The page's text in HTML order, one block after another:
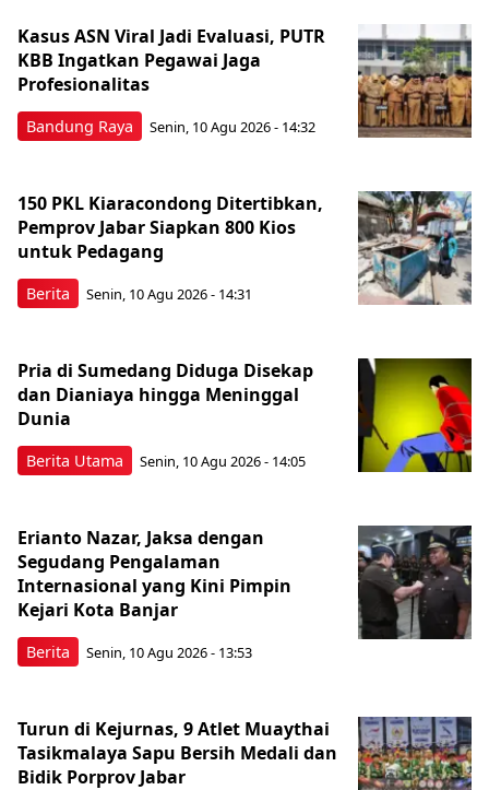
Bandung Raya
Kasus ASN Viral Jadi Evaluasi, PUTR
KBB Ingatkan Pegawai Jaga
Profesionalitas
Senin, 10 Agu 2026 - 14:32
Berita
150 PKL Kiaracondong Ditertibkan,
Pemprov Jabar Siapkan 800 Kios
untuk Pedagang
Senin, 10 Agu 2026 - 14:31
Berita Utama
Pria di Sumedang Diduga Disekap
dan Dianiaya hingga Meninggal
Dunia
Senin, 10 Agu 2026 - 14:05
Berita
Erianto Nazar, Jaksa dengan
Segudang Pengalaman
Internasional yang Kini Pimpin
Kejari Kota Banjar
Senin, 10 Agu 2026 - 13:53
Turun di Kejurnas, 9 Atlet Muaythai
Tasikmalaya Sapu Bersih Medali dan
Bidik Porprov Jabar